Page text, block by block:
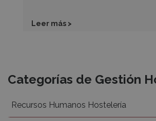
Leer más >
Recursos
Categorías de Gestión
Recursos Humanos Hostelería